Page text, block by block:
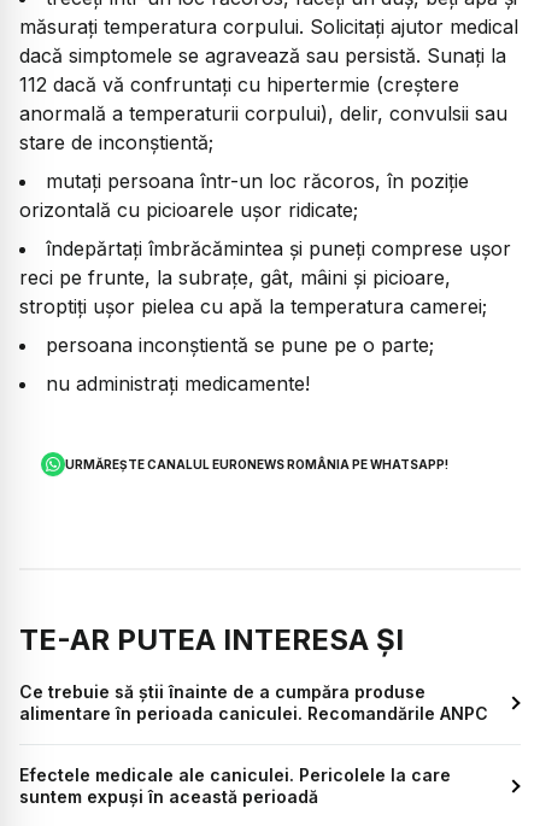
măsurați temperatura corpului. Solicitați ajutor medical
dacă simptomele se agravează sau persistă. Sunați la
112 dacă vă confruntați cu hipertermie (creștere
anormală a temperaturii corpului), delir, convulsii sau
stare de inconștientă;
mutați persoana într-un loc răcoros, în poziție
orizontală cu picioarele ușor ridicate;
îndepărtați îmbrăcămintea și puneți comprese ușor
reci pe frunte, la subrațe, gât, mâini și picioare,
stroptiți ușor pielea cu apă la temperatura camerei;
persoana inconștientă se pune pe o parte;
nu administrați medicamente!
URMĂREȘTE CANALUL EURONEWS ROMÂNIA PE WHATSAPP!
TE-AR PUTEA INTERESA ȘI
Ce trebuie să știi înainte de a cumpăra produse
alimentare în perioada caniculei. Recomandările ANPC
Efectele medicale ale caniculei. Pericolele la care
suntem expuși în această perioadă